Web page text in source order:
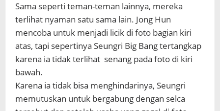
Sama seperti teman-teman lainnya, mereka
terlihat nyaman satu sama lain. Jong Hun
mencoba untuk menjadi licik di foto bagian kiri
atas, tapi sepertinya Seungri Big Bang tertangkap
karena ia tidak terlihat senang pada foto di kiri
bawah.
Karena ia tidak bisa menghindarinya, Seungri
memutuskan untuk bergabung dengan selca